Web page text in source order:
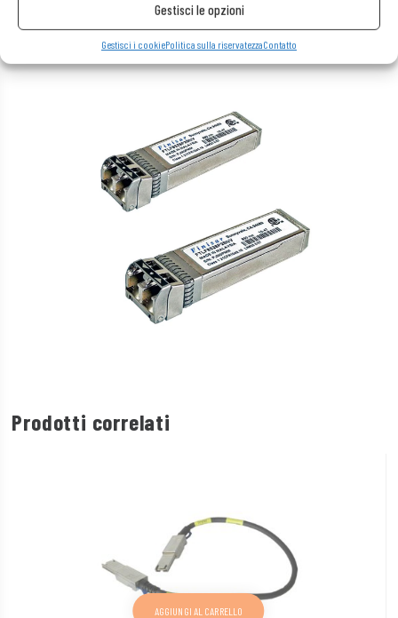
Gestisci le opzioni
Gestisci i cookiePolitica sulla riservatezzaContatto
Prodotti correlati
AGGIUNGI AL CARRELLO